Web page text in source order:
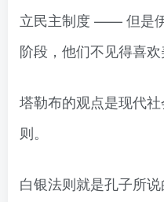
立民主制度 —— 但是
阶段，他们不见得喜欢
塔勒布的观点是现代
则。
白银法则就是孔子所